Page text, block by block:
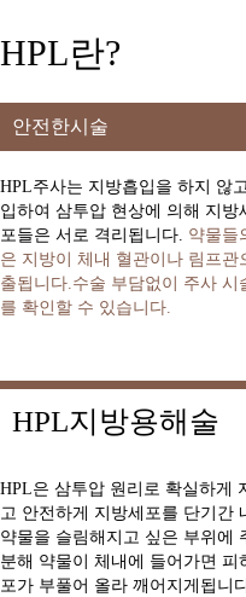
HPL란?
안전한시술
HPL주사는 지방흡입을 하지 않
입하여 삼투압 현상에 의해 지방
포들은 서로 격리됩니다. 약물들
은 지방이 체내 혈관이나 림프
출됩니다.수술 부담없이 주사
를 확인할 수 있습니다.
HPL지방용해술
HPL은 삼투압 원리로 확실하게
고 안전하게 지방세포를 단기간
약물을 슬림해지고 싶은 부위에
분해 약물이 체내에 들어가면 피
포가 부풀어 올라 깨어지게됩니